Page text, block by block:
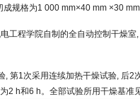
规格为1 000 mm×40 mm ×30
工程学院自制的全自动控制干燥室
, 第1次采用连续加热干燥试验, 后
2 h和6 h。全部试验所用干燥基准